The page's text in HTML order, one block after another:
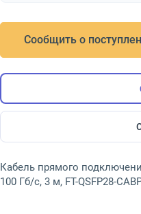
Сообщить о
Кабель прямого
100 Гб/с, 3 м, FT-QSFP28-